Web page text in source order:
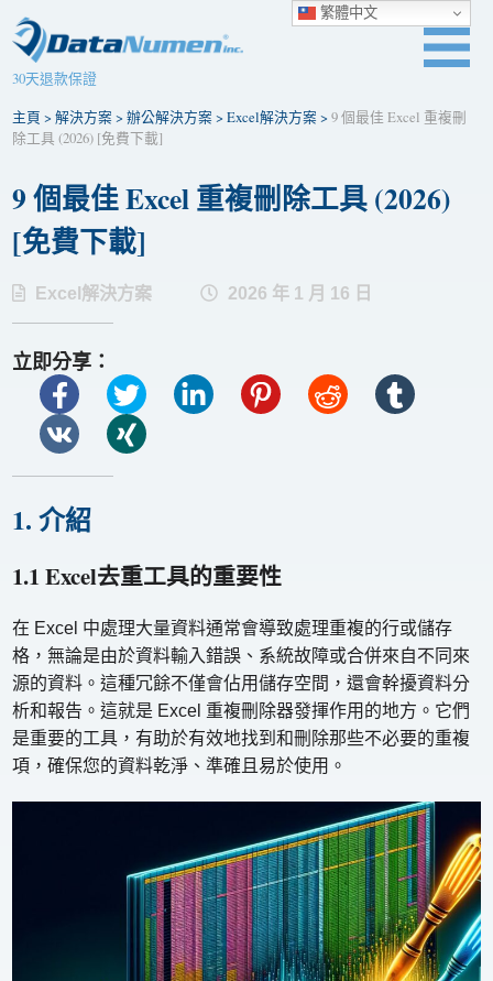
30天退款保證
主頁 >解決方案>辦公解決方案>Excel解決方案>9 個最佳 Excel 重複刪
除工具 (2026) [免費下載]
9 個最佳 Excel 重複刪除工具 (2026)
[免費下載]
Excel解決方案 2026 年 1 月 16 日
立即分享：
1. 介紹
1.1 Excel去重工具的重要性
在 Excel 中處理大量資料通常會導致處理重複的行或儲存
格，無論是由於資料輸入錯誤、系統故障或合併來自不同來
源的資料。這種冗餘不僅會佔用儲存空間，還會幹擾資料分
析和報告。這就是 Excel 重複刪除器發揮作用的地方。它們
是重要的工具，有助於有效地找到和刪除那些不必要的重複
項，確保您的資料乾淨、準確且易於使用。
繁體中文